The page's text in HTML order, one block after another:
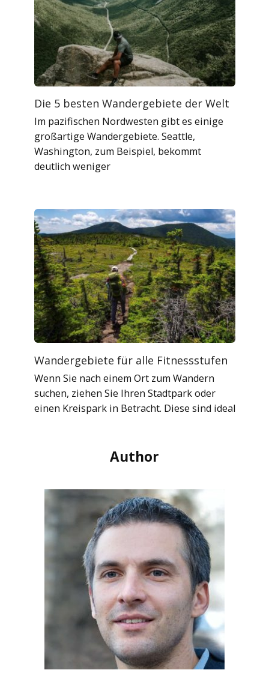
Die 5 besten Wandergebiete der Welt
Im pazifischen Nordwesten gibt es einige
großartige Wandergebiete. Seattle,
Washington, zum Beispiel, bekommt
deutlich weniger
Wandergebiete für alle Fitnessstufen
Wenn Sie nach einem Ort zum Wandern
suchen, ziehen Sie Ihren Stadtpark oder
einen Kreispark in Betracht. Diese sind ideal
Author